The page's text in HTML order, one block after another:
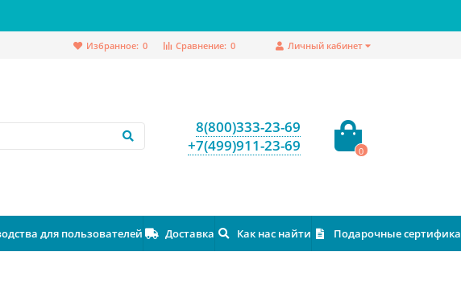
Личный кабинет
Сравнение: 0
Избранное: 0
8(800)333-23-69
+7(499)911-23-69
0
для пользователей Доставка Как нас найти Подарочные